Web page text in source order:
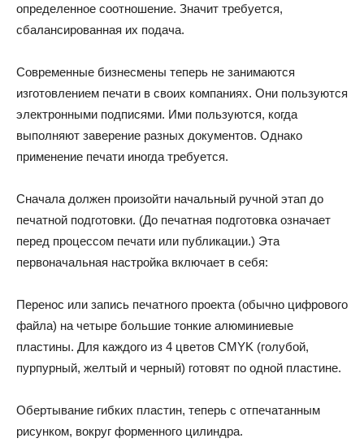
определенное соотношение. Значит требуется,
сбалансированная их подача.
Современные бизнесмены теперь не занимаются
изготовлением печати в своих компаниях. Они пользуются
электронными подписями. Ими пользуются, когда
выполняют заверение разных документов. Однако
применение печати иногда требуется.
Сначала должен произойти начальный ручной этап до
печатной подготовки. (До печатная подготовка означает
перед процессом печати или публикации.) Эта
первоначальная настройка включает в себя:
Перенос или запись печатного проекта (обычно цифрового
файла) на четыре большие тонкие алюминиевые
пластины. Для каждого из 4 цветов CMYK (голубой,
пурпурный, желтый и черный) готовят по одной пластине.
Обертывание гибких пластин, теперь с отпечатанным
рисунком, вокруг форменного цилиндра.